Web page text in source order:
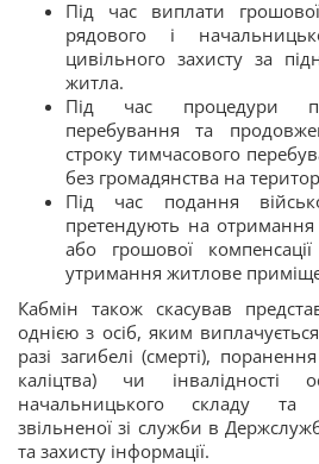
Під час виплати
рядового і
цивільного захисту за
житла.
Під час процедури
перебування та
строку тимчасового
без громадянства на
Під час подання
претендують на
або грошової
утримання житлове
Кабмін також скасував
однією з осіб, яким
разі загибелі (смерті),
каліцтва) чи
начальницького складу та
звільненої зі служби в
та захисту інформації.